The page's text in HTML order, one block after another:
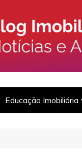
Educação Imobiliária